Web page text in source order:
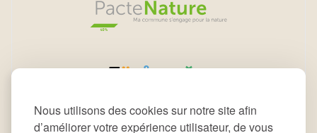
Nous utilisons des cookies sur notre site afin
d’améliorer votre expérience utilisateur, de vous